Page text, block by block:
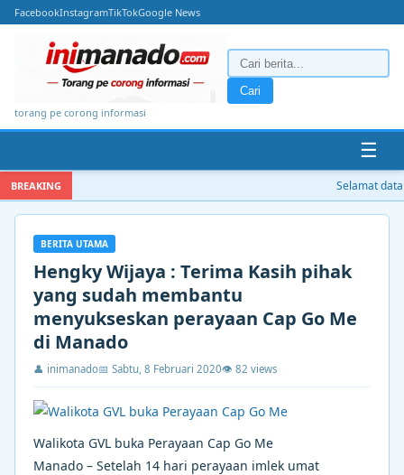
FacebookInstagramTikTokGoogle News
torang pe corong informasi
Cari
☰
BREAKING Selamat
BERITA UTAMA
Hengky Wijaya : Terima Kasih pihak
yang sudah membantu
menyukseskan perayaan Cap Go Me
di Manado
👤 inimanado📅 Sabtu, 8 Februari 2020👁 82 views
Walikota GVL buka Perayaan Cap Go Me
Manado – Setelah 14 hari perayaan imlek umat